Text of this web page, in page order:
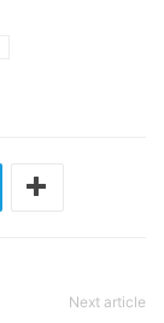
Next article